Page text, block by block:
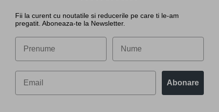
Fii la curent cu noutatile si reducerile pe care ti le-am
pregatit. Aboneaza-te la Newsletter.
Abonare